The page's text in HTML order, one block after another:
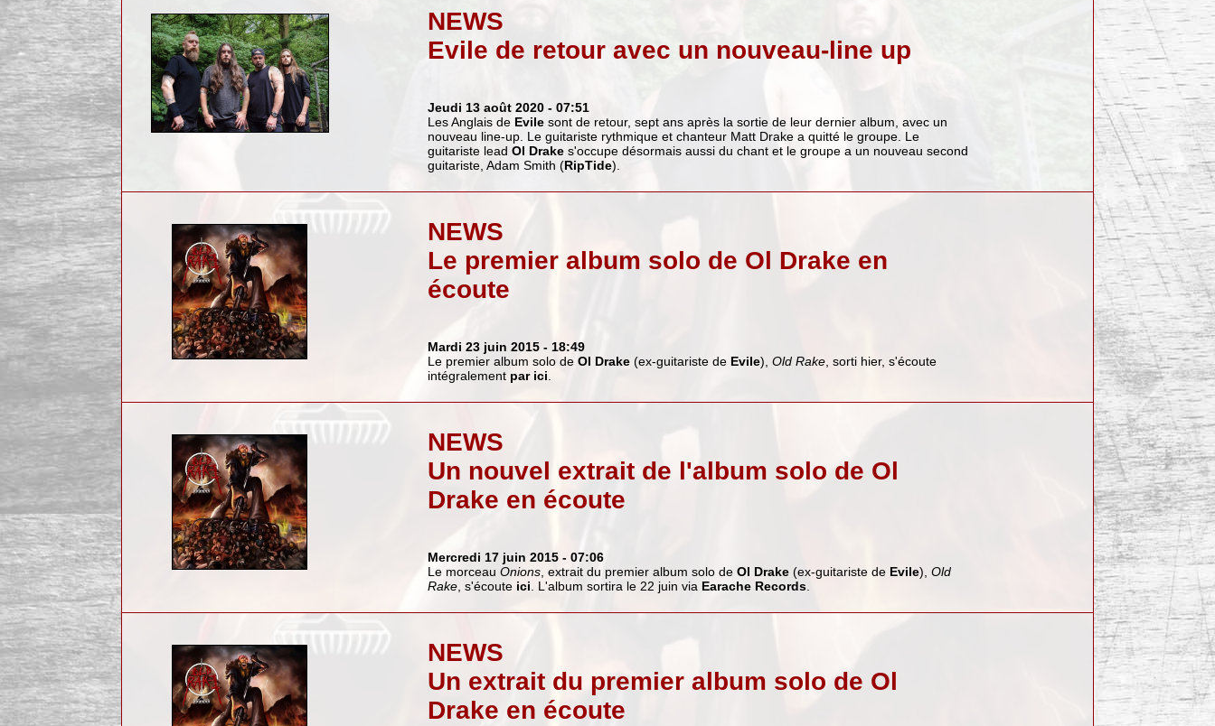
NEWS
Evile de retour avec un nouveau-line up
Jeudi 13 août 2020 - 07:51
Les Anglais de Evilesont de retour, sept ans après la sortie de leur dernier album, avec un
nouveau line-up. Le guitariste rythmique et chanteur Matt Drake a quitté le groupe. Le
guitariste lead Ol Drakes'occupe désormais aussi du chant et le groupe a un nouveau second
guitariste, Adam Smith (RipTide).
NEWS
Le premier album solo de Ol Drake en
écoute
Mardi 23 juin 2015 - 18:49
Le premier album solo de Ol Drake(ex-guitariste de Evile), Old Rake, sorti hier, s'écoute
intégralement par ici.
NEWS
Un nouvel extrait de l'album solo de Ol
Drake en écoute
Mercredi 17 juin 2015 - 07:06
Le morceau Onions, extrait du premier album solo de Ol Drake(ex-guitariste de Evile), Old
Rake, s'écoute ici. L'album sortira le 22 juin via Earache Records.
NEWS
Un extrait du premier album solo de Ol
Drake en écoute